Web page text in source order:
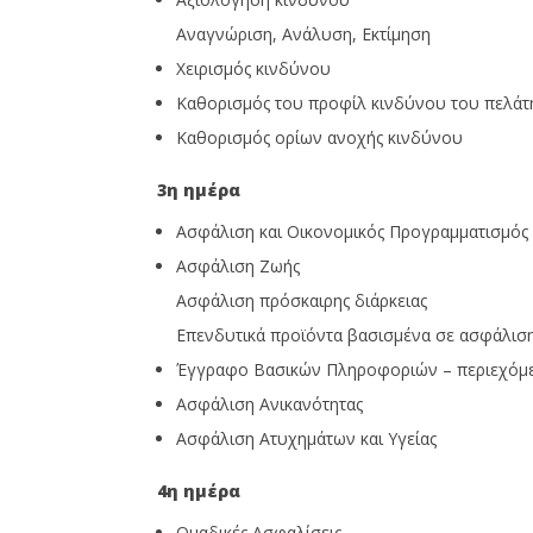
Αναγνώριση, Ανάλυση, Εκτίµηση
Χειρισµός κινδύνου
Καθορισµός του προφίλ κινδύνου του
Καθορισµός ορίων ανοχής κινδύνου
3η ημέρα
Ασφάλιση και Οικονοµικός Προγραµµατισµός
Ασφάλιση Ζωής
Ασφάλιση πρόσκαιρης διάρκειας
Επενδυτικά προϊόντα βασισµένα σε
Έγγραφο Βασικών Πληροφοριών –
Ασφάλιση Ανικανότητας
Ασφάλιση Ατυχηµάτων και Υγείας
4η ημέρα